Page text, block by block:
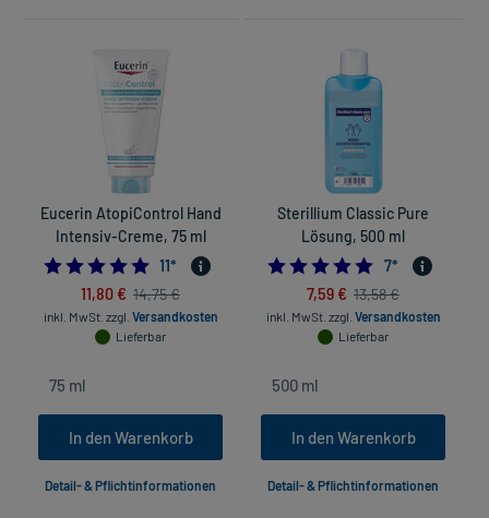
Eucerin AtopiControl Hand
Intensiv-Creme, 75 ml
5.0
11*
11,80 € 14,75 €
inkl. MwSt. zzgl. Versandkosten
Lieferbar
In den Warenkorb
Detail- & Pflichtinformationen
Sterillium Classic Pure
Lösung, 500 ml
5.0
7*
7,59 € 13,58 €
inkl. MwSt. zzgl. Versandkosten
Lieferbar
In den Warenkorb
Detail- & Pflichtinformationen